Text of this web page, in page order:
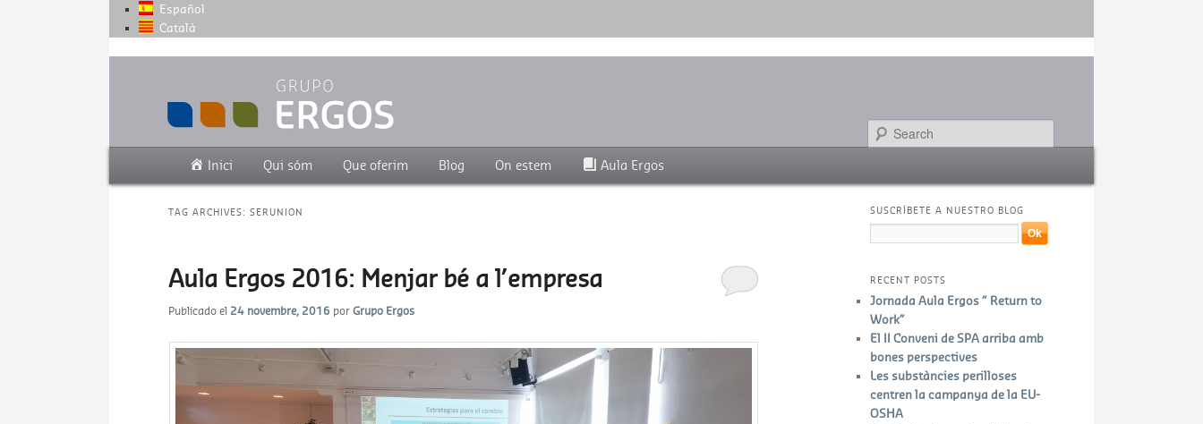
Español
Català
Grupo Ergos
Skip to primary content
Skip to secondary content
Inici Qui sóm Que oferim Blog On estem Aula Ergos
TAG ARCHIVES: SERUNION
Aula Ergos 2016: Menjar bé a l’empresa
Publicado el 24 novembre, 2016 por Grupo Ergos
SUSCRÍBETE A NUESTRO BLOG
RECENT POSTS
Jornada Aula Ergos ” Return to
Work”
El II Conveni de SPA arriba amb
bones perspectives
Les substàncies perilloses
centren la campanya de la EU-
OSHA